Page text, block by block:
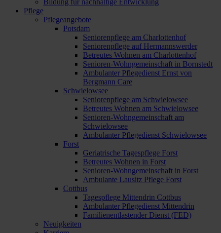
Pflege
Pflegeangebote
Potsdam
Seniorenpflege am Charlottenhof
Seniorenpflege auf Hermannswerder
Betreutes Wohnen am Charlottenhof
Senioren-Wohngemeinschaft in Bornstedt
Ambulanter Pflegedienst Ernst von
Bergmann Care
Schwielowsee
Seniorenpflege am Schwielowsee
Betreutes Wohnen am Schwielowsee
Senioren-Wohngemeinschaft am
Schwielowsee
Ambulanter Pflegedienst Schwielowsee
Forst
Geriatrische Tagespflege Forst
Betreutes Wohnen in Forst
Senioren-Wohngemeinschaft in Forst
Ambulante Lausitz Pflege Forst
Cottbus
Tagespflege Mittendrin Cottbus
Ambulanter Pflegedienst Mittendrin
Familienentlastender Dienst (FED)
Neuigkeiten